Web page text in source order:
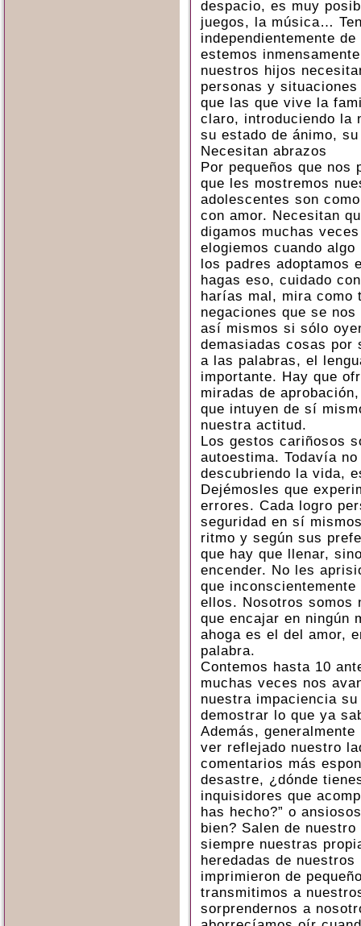
despacio, es muy
juegos, la música…
independientemente
estemos
nuestros hijos
personas y
que las que vive la
claro, introduciendo la
su estado de ánimo,
Necesitan abrazos
Por pequeños que
que les mostremos
adolescentes son
con amor. Necesitan
digamos muchas
elogiemos cuando
los padres adoptamos
hagas eso, cuidado
harías mal, mira como
negaciones que se
así mismos si sólo
demasiadas cosas por
a las palabras, el
importante. Hay que
miradas de
que intuyen de sí
nuestra actitud.
Los gestos cariñosos
autoestima. Todavía
descubriendo la vida,
Dejémosles que
errores. Cada logro
seguridad en sí
ritmo y según sus
que hay que llenar,
encender. No les
que
ellos. Nosotros somos
que encajar en ningún
ahoga es el del amor,
palabra.
Contemos hasta 10
muchas veces nos
nuestra impaciencia
demostrar lo que ya
Además,
ver reflejado nuestro
comentarios más
desastre, ¿dónde
inquisidores que
has hecho?” o
bien? Salen de
siempre nuestras
heredadas de
imprimieron de
transmitimos a
sorprendernos a